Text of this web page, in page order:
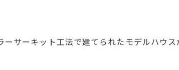
サーキット工法で建てられたモデルハウ